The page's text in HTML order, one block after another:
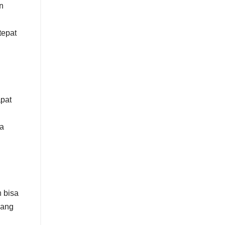
bisa